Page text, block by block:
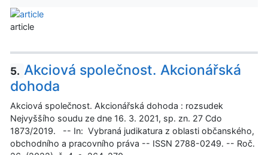
article
5. Akciová společnost. Akcionářská
dohoda
Akciová společnost. Akcionářská dohoda : rozsudek
Nejvyššího soudu ze dne 16. 3. 2021, sp. zn. 27 Cdo
1873/2019. -- In: Vybraná judikatura z oblasti občanského,
obchodního a pracovního práva -- ISSN 2788-0249. -- Roč.